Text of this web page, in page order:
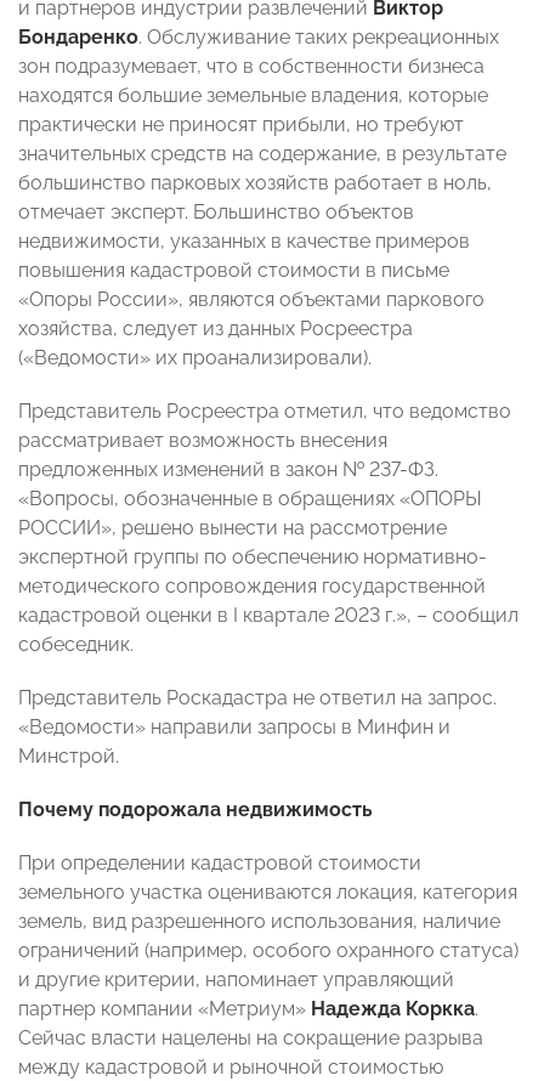
и партнеров индустрии развлечений Виктор
Бондаренко. Обслуживание таких рекреационных
зон подразумевает, что в собственности бизнеса
находятся большие земельные владения, которые
практически не приносят прибыли, но требуют
значительных средств на содержание, в результате
большинство парковых хозяйств работает в ноль,
отмечает эксперт. Большинство объектов
недвижимости, указанных в качестве примеров
повышения кадастровой стоимости в письме
«Опоры России», являются объектами паркового
хозяйства, следует из данных Росреестра
(«Ведомости» их проанализировали).
Представитель Росреестра отметил, что ведомство
рассматривает возможность внесения
предложенных изменений в закон № 237-ФЗ.
«Вопросы, обозначенные в обращениях «ОПОРЫ
РОССИИ», решено вынести на рассмотрение
экспертной группы по обеспечению нормативно-
методического сопровождения государственной
кадастровой оценки в I квартале 2023 г.», – сообщил
собеседник.
Представитель Роскадастра не ответил на запрос.
«Ведомости» направили запросы в Минфин и
Минстрой.
Почему подорожала недвижимость
При определении кадастровой стоимости
земельного участка оцениваются локация, категория
земель, вид разрешенного использования, наличие
ограничений (например, особого охранного статуса)
и другие критерии, напоминает управляющий
партнер компании «Метриум» Надежда Коркка.
Сейчас власти нацелены на сокращение разрыва
между кадастровой и рыночной стоимостью